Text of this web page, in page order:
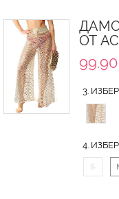
ОТ
3.
4.
S